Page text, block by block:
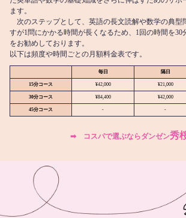
ます。
次のステップとして、英語の長文読解や数学の典型
すが1問にかかる時間が長くなるため、1回の時間を30
をお勧めしております。
以下は頻度や時間ごとの月額料金表です。
毎日 隔日
15分コース ¥42,000 ¥21,000
30分コース ¥84,400 ¥42,000
45分コース - -
➡︎ コスパで選ぶならダンゼン秀